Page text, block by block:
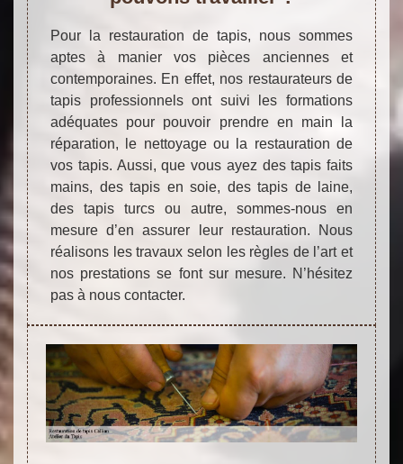
Pour la restauration de tapis, nous sommes
aptes à manier vos pièces anciennes et
contemporaines. En effet, nos restaurateurs de
tapis professionnels ont suivi les formations
adéquates pour pouvoir prendre en main la
réparation, le nettoyage ou la restauration de
vos tapis. Aussi, que vous ayez des tapis faits
mains, des tapis en soie, des tapis de laine,
des tapis turcs ou autre, sommes-nous en
mesure d’en assurer leur restauration. Nous
réalisons les travaux selon les règles de l’art et
nos prestations se font sur mesure. N’hésitez
pas à nous contacter.